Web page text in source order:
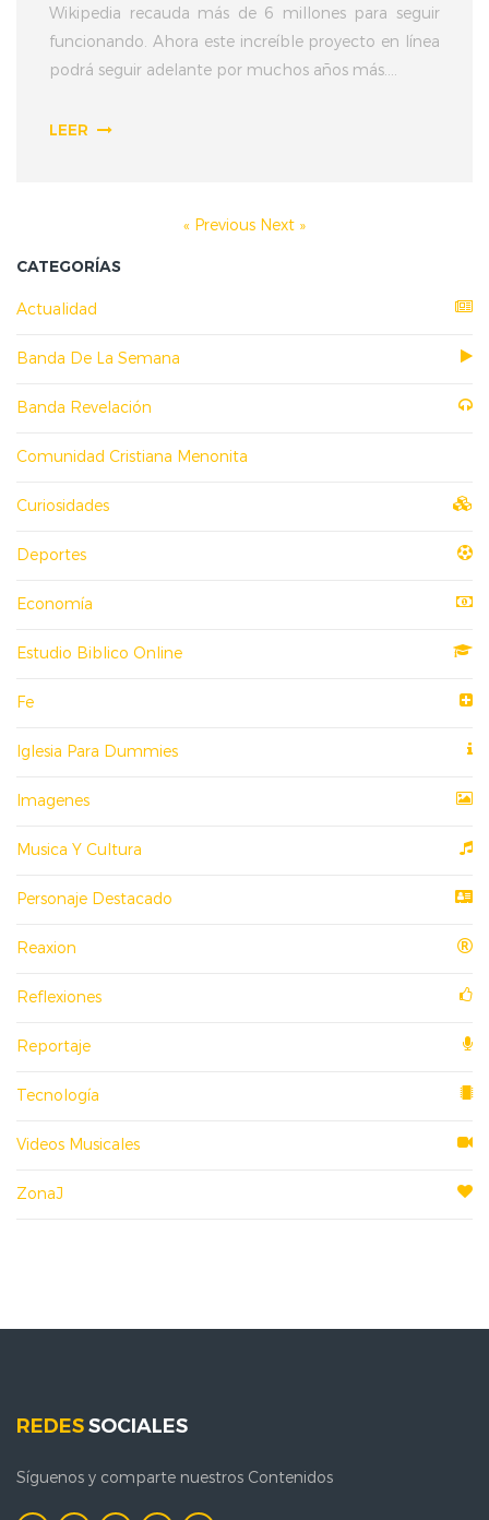
Wikipedia recauda más de 6 millones para seguir
funcionando. Ahora este increíble proyecto en línea
podrá seguir adelante por muchos años más....
LEER
« Previous Next »
CATEGORÍAS
Actualidad
Banda De La Semana
Banda Revelación
Comunidad Cristiana Menonita
Curiosidades
Deportes
Economía
Estudio Biblico Online
Fe
Iglesia Para Dummies
Imagenes
Musica Y Cultura
Personaje Destacado
Reaxion
Reflexiones
Reportaje
Tecnología
Videos Musicales
ZonaJ
REDESSOCIALES
Síguenos y comparte nuestros Contenidos